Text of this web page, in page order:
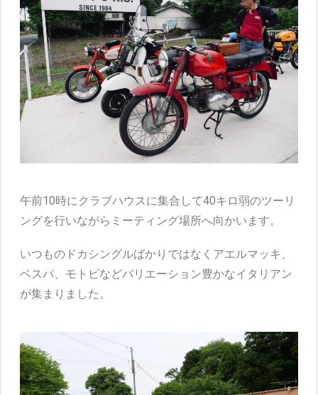
午前10時にクラブハウスに集合して40キロ弱のツーリ
ングを行いながらミーティング場所へ向かいます。
いつものドカシングルばかりではなくアエルマッキ、
ベスパ、モトビなどバリエーション豊かなイタリアン
が集まりました。